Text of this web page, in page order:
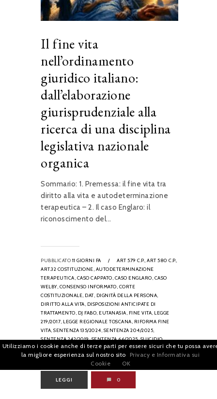
Il fine vita
nell’ordinamento
giuridico italiano:
dall’elaborazione
giurisprudenziale alla
ricerca di una disciplina
legislativa nazionale
organica
Sommario: 1. Premessa: il fine vita tra
diritto alla vita e autodeterminazione
terapeutica – 2. Il caso Englaro: il
riconoscimento del...
PUBBLICATO 11 GIORNI FA / ART 579 C.P., ART 580 C.P.,
ART.32 COSTITUZIONE, AUTODETERMINAZIONE
TERAPEUTICA, CASO CAPPATO, CASO ENGLARO, CASO
WELBY, CONSENSO INFORMATO, CORTE
COSTITUZIONALE, DAT, DIGNITÀ DELLA PERSONA,
DIRITTO ALLA VITA, DISPOSIZIONI ANTICIPATE DI
TRATTAMENTO, DJ FABO, EUTANASIA, FINE VITA, LEGGE
219/2017, LEGGE REGIONALE TOSCANA, RIFORMA FINE
VITA, SENTENZA 135/2024, SENTENZA 204/2025,
SENTENZA 242/2019,SENTENZA 66/2025,SUICIDIO
MEDICALMENTE ASSISTITO, TRATTAMENTI DI SOSTEGNO
VITALE
LEGGI 0
Utilizziamo i cookie anche di terze parti per essere sicuri che tu possa
la migliore esperienza sul nostro sito
Privacy e Informativa sui
Cookie
OK